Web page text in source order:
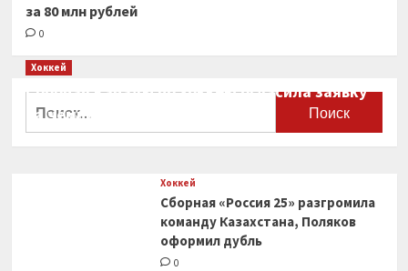
за 80 млн рублей
0
Хоккей
Сборная Канады по хоккею огласила заявку
на чемпионат мира
Хоккей
Сборная «Россия 25» разгромила
команду Казахстана, Поляков
оформил дубль
0